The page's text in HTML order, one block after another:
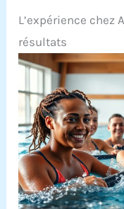
L’expérience chez
résultats